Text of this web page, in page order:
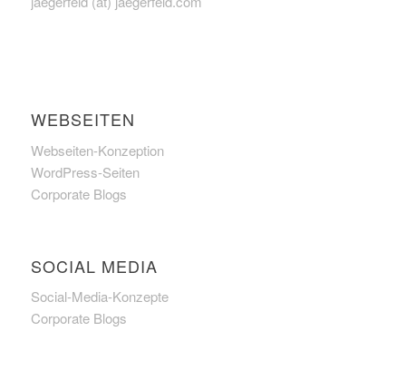
WEBSEITEN
Webseiten-Konzeption
WordPress-Seiten
Corporate Blogs
SOCIAL MEDIA
Social-Media-Konzepte
Corporate Blogs